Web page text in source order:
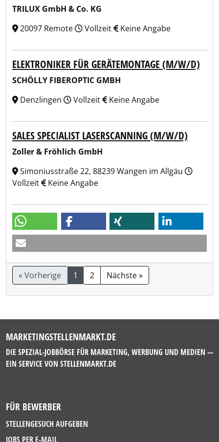
TRILUX GmbH & Co. KG
20097 Remote
Vollzeit Keine Angabe
ELEKTRONIKER FÜR GERÄTEMONTAGE (M/W/D)
SCHÖLLY FIBEROPTIC GMBH
Denzlingen
Vollzeit Keine Angabe
SALES SPECIALIST LASERSCANNING (M/W/D)
Zoller & Fröhlich GmbH
Simoniusstraße 22, 88239 Wangen im Allgäu
Vollzeit
Keine Angabe
« Vorherige 1 2 Nächste »
MARKETINGSTELLENMARKT.DE
DIE SPEZIAL-JOBBÖRSE FÜR MARKETING, WERBUNG UND MEDIEN —
EIN SERVICE VON STELLENMARKT.DE
FÜR BEWERBER
STELLENGESUCH AUFGEBEN
JOBS PER E-MAIL